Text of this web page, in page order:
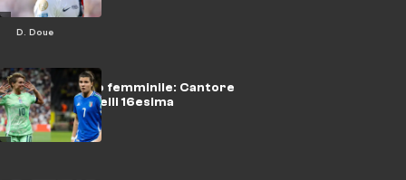
D. Doue
Pallone d'Oro femminile: Cantore
24esima, Girelli 16esima